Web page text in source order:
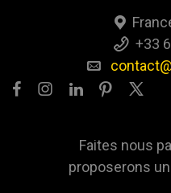
+33 6
Faites nous
proposerons